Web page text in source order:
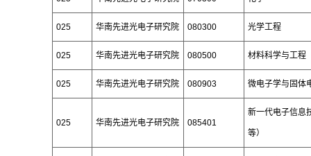
025 华南先进光电子研究院 080300 光学工程
025 华南先进光电子研究院 080500 材料科学与工程
025 华南先进光电子研究院 080903 微电子学与固体
025 华南先进光电子研究院 085401
新一代电子信息
等）